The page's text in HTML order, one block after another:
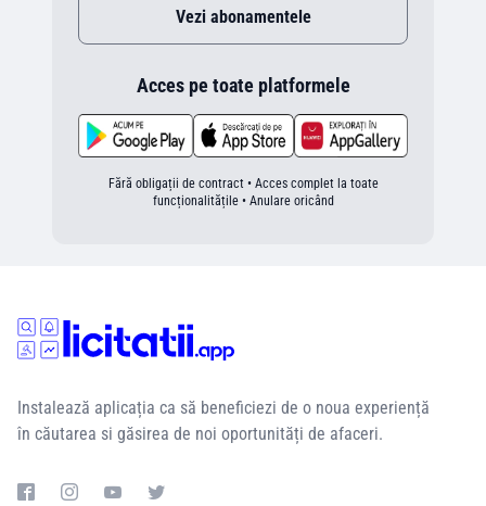
Vezi abonamentele
Acces pe toate platformele
Fără obligații de contract • Acces complet la toate
funcționalitățile • Anulare oricând
Instalează aplicația ca să beneficiezi de o noua experiență
în căutarea si găsirea de noi oportunități de afaceri.